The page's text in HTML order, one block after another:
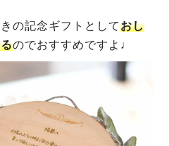
の記念ギフトとしておし
のでおすすめですよ♩